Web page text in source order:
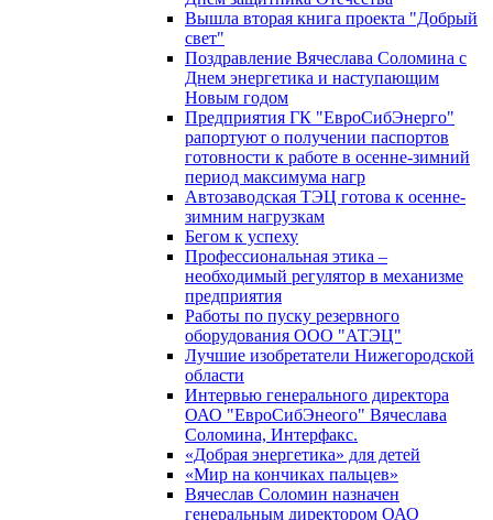
Вышла вторая книга проекта "Добрый
свет"
Поздравление Вячеслава Соломина с
Днем энергетика и наступающим
Новым годом
Предприятия ГК "ЕвроСибЭнерго"
рапортуют о получении паспортов
готовности к работе в осенне-зимний
период максимума нагр
Автозаводская ТЭЦ готова к осенне-
зимним нагрузкам
Бегом к успеху
Профессиональная этика –
необходимый регулятор в механизме
предприятия
Работы по пуску резервного
оборудования ООО "АТЭЦ"
Лучшие изобретатели Нижегородской
области
Интервью генерального директора
ОАО "ЕвроСибЭнеого" Вячеслава
Соломина, Интерфакс.
«Добрая энергетика» для детей
«Мир на кончиках пальцев»
Вячеслав Соломин назначен
генеральным директором ОАО